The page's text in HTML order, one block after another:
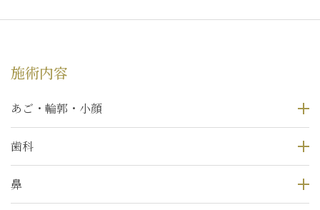
施術内容
あご・輪郭・小顔
歯科
鼻